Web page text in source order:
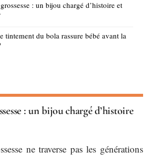
: un bijou chargé d’histoire et
tintement du bola rassure bébé avant la
: un bijou chargé d’histoire
ne traverse pas les générations